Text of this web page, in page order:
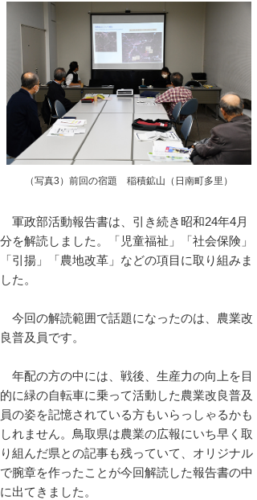
（写真3）前回の宿題 稲積鉱山（日南町多里）
軍政部活動報告書は、引き続き昭和24年4月
分を解読しました。「児童福祉」「社会保険」
「引揚」「農地改革」などの項目に取り組みま
した。
今回の解読範囲で話題になったのは、農業改
良普及員です。
年配の方の中には、戦後、生産力の向上を目
的に緑の自転車に乗って活動した農業改良普及
員の姿を記憶されている方もいらっしゃるかも
しれません。鳥取県は農業の広報にいち早く取
り組んだ県との記事も残っていて、オリジナル
で腕章を作ったことが今回解読した報告書の中
に出てきました。